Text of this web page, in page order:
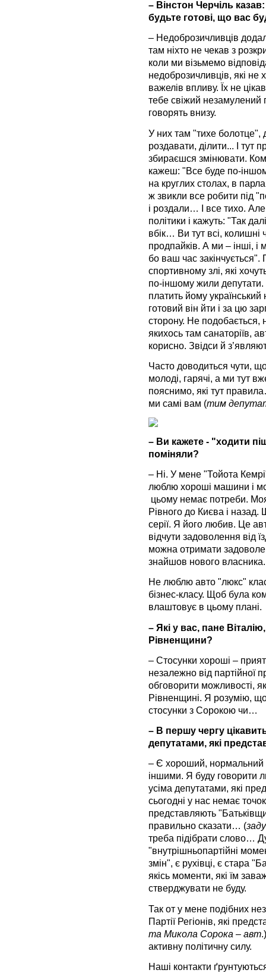
– Вінстон Черчіль
будьте готові, що вас
– Недоброзичливців
там ніхто не чекав з
коли ми візьмемо
недоброзичливців, які не
важелів впливу. Їх не
тебе свіжий незамулений
говорять внизу.
У них там "тихе болотце",
роздавати, ділити... І тут
збираєшся змінювати.
кажеш: "Все буде по-
на круглих столах, в
ж звикли все робити під
і роздали… І все тихо.
політики і кажуть: "Так
вбік… Ви тут всі, колишні
продпайків. А ми – інші,
бо ваш час
спортивному злі, які
по-іншому жили
платить йому
готовий він йти і за цю
сторону. Не
якихось там санаторіїв,
корисно. Звідси й
Часто доводиться чути,
молоді, гарячі, а ми тут
пояснимо, які тут
ми самі вам (тим
– Ви кажете - "ходити
поміняли?
– Ні. У мене "Тойота
люблю хороші машини і
цьому немає потреби.
Рівного до Києва і
серії. Я його любив. Це
відчути задоволення від
можна отримати
знайшов нового власника.
Не люблю авто "люкс"
бізнес-класу. Щоб була
влаштовує в цьому плані.
– Які у вас, пане
Рівненщини?
– Стосунки хороші –
незалежно від партійної
обговорити можливості,
Рівненщині. Я розумію,
стосунки з Сорокою чи…
– В першу чергу
депутатами, які
– Є хороший, нормальний
іншими. Я буду говорити
усіма депутатами, які
сьогодні у нас немає
представляють
правильно сказати… (
треба підібрати слово…
"внутрішньопартійні
змін", є рухівці, є стара
якісь моменти, які їм
стверджувати не буду.
Так от у мене подібних
Партії Регіонів, які
та Микола Сорока – авт
активну політичну силу.
Наші контакти